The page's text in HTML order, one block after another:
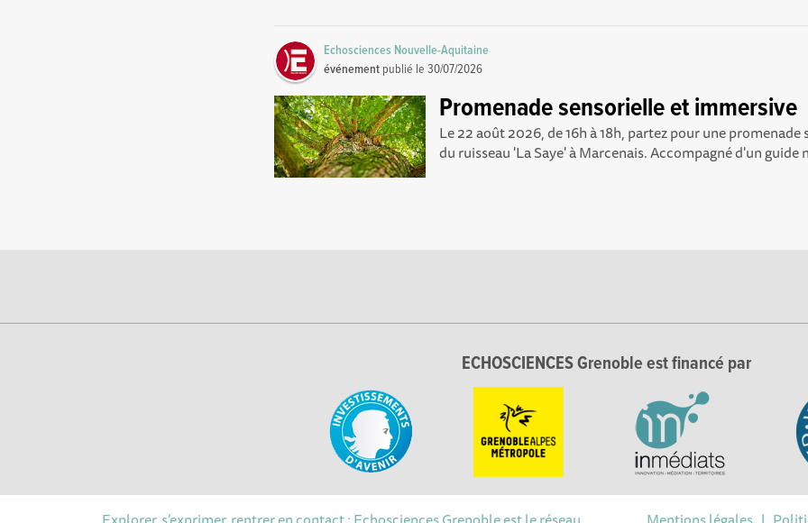
Echosciences Nouvelle-Aquitaine
événement publié le30/07/2026
Promenade sensorielle et immersive
Le 22 août 2026, de 16h à 18h, partez pour une
du ruisseau 'La Saye' à Marcenais. Accompagné d'un guide
ECHOSCIENCES Grenoble est financé par